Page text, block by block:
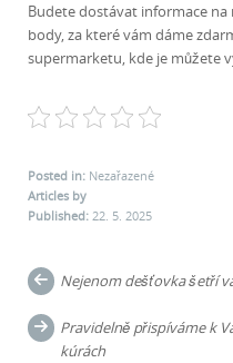
Budete dostávat informace
body, za které vám dáme
supermarketu, kde je můžete
Posted in: Nezařazené
Articles by
Published: 22. 5. 2025
Post
navigation
Nejenom dešťovka šetří
Pravidelně přispíváme k
kúrách